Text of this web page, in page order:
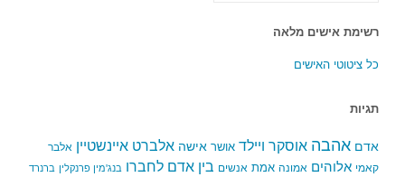
רשימת אישים מלאה
כל ציטוטי האישים
תגיות
אדם אהבה אוסקר ויילד אושר אישה אלברט איינשטיין אלבר
קאמי אלוהים אמונה אמת אנשים בין אדם לחברו בנג'מין פרנקלין ברנרד